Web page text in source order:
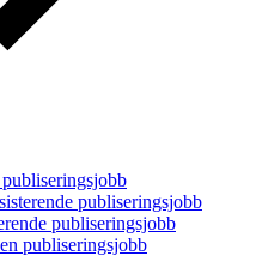
publiseringsjobb
publiseringsjobb
publiseringsjobb